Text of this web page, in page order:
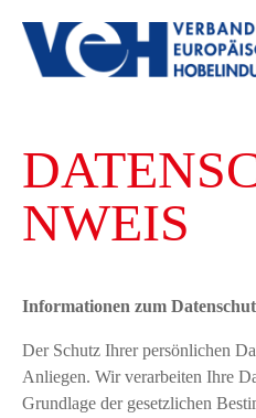
NWEIS
Informationen zum
Der Schutz Ihrer persönlichen
Anliegen. Wir verarbeiten Ihre
Grundlage der gesetzlichen